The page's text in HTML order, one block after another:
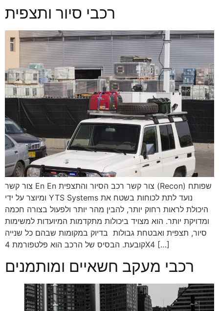
רכבי סיור ותצפית
צור קשר En En צור קשר רכב הסיור והתצפית (Recon) שפותח
ומיוצר על ידי YTS Systems נועד לתת לכוחות בשטח את
היכולת לראות רחוק יותר, להבין מהר יותר ולפעול בצורה חכמה
ומדויקת יותר. הוא מצויד ביכולות מתקדמות המיועדות למשימות
סיור, תצפית ואבטחת גבולות בדיוק במקומות שבהם כל שנייה
קובעת. הבסיס של הרכב הוא פלטפורמת 4X4 […]
רכבי מעקב חשאיים ומותמנים